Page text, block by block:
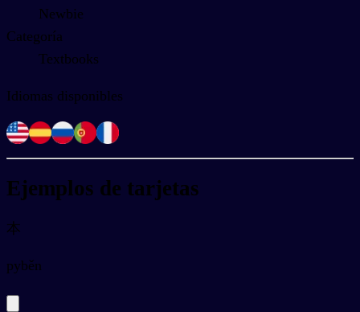
Newbie
Categoría
Textbooks
Idiomas disponibles
Ejemplos de tarjetas
本
pyběn